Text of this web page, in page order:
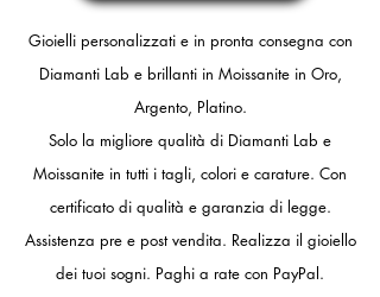
Gioielli personalizzati e in pronta consegna con
Diamanti Lab e brillanti in Moissanite in Oro,
Argento, Platino.
Solo la migliore qualità di Diamanti Lab e
Moissanite in tutti i tagli, colori e carature. Con
certificato di qualità e garanzia di legge.
Assistenza pre e post vendita. Realizza il gioiello
dei tuoi sogni. Paghi a rate con PayPal.